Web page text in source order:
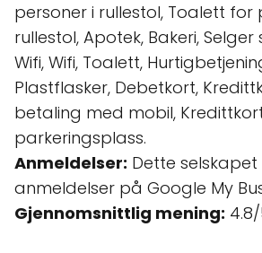
personer i rullestol, Toalett for
rullestol, Apotek, Bakeri,
Wifi, Wifi, Toalett,
Plastflasker, Debetkort,
betaling med mobil,
parkeringsplass.
Anmeldelser: Dette selskapet
anmeldelser på Google My
Gjennomsnittlig mening: